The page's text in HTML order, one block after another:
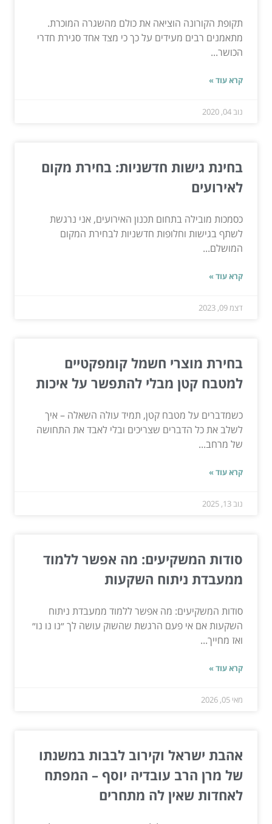
תקופת הקורונה הוציאה את כולם מהשגרה המוכרת.
מתאמנים רבים מעידים על כך כי מצד אחד סגירת חדרי
הכושר...
קרא עוד »
נוב 04, 2020
בחינת גישות חדשניות: בחירת מקום
לאירועים
כסמכות מובילה בתחום תכנון האירועים, אני נרגשת
לשתף בגישות וחלופות חדשניות לבחירת המקום
המושלם...
קרא עוד »
דצמ 09, 2023
בחירת מוצרי חשמל קומפקטיים
למטבח קטן מבלי להתפשר על איכות
כשמדברים על מטבח קטן, תמיד עולה השאלה – איך
לשלב את כל הדברים שצריכים ובלי לאבד את התחושה
של מרחב...
קרא עוד »
נוב 13, 2025
סודות המשקיעים: מה אפשר ללמוד
ממעבדת ניתוח השקעות
סודות המשקיעים: מה אפשר ללמוד ממעבדת ניתוח
השקעות אם אי פעם הרגשת שהשוק עושה לך ״נו נו נו״
ואז מחייך...
קרא עוד »
מאי 05, 2026
אהבת ישראל וקירוב לבבות במשנתו
של מרן הרב עובדיה יוסף – המפתח
לאחדות שאין לה מתחרים